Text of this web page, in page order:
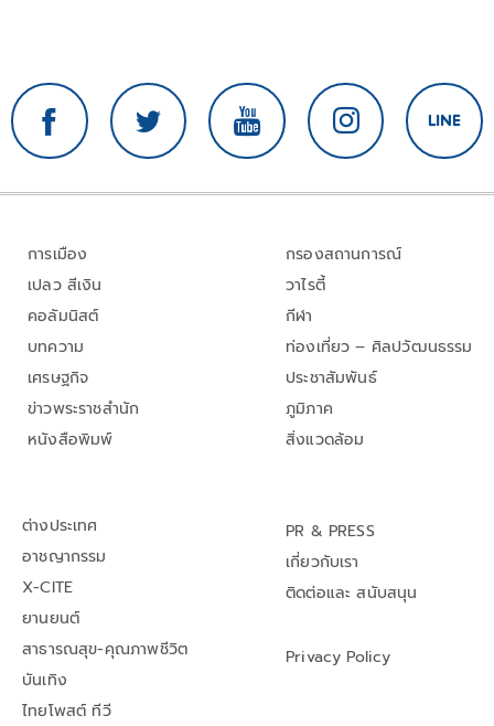
การเมือง
เปลว สีเงิน
คอลัมนิสต์
บทความ
เศรษฐกิจ
ข่าวพระราชสำนัก
หนังสือพิมพ์
กรองสถานการณ์
วาไรตี้
กีฬา
ท่องเที่ยว – ศิลปวัฒนธรรม
ประชาสัมพันธ์
ภูมิภาค
สิ่งแวดล้อม
ต่างประเทศ
อาชญากรรม
X-CITE
ยานยนต์
สาธารณสุข-คุณภาพชีวิต
บันเทิง
ไทยโพสต์ ทีวี
PR & PRESS
เกี่ยวกับเรา
ติดต่อและ สนับสนุน
Privacy Policy